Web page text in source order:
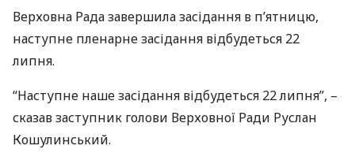
Верховна Рада завершила засідання в п’ятницю,
наступне пленарне засідання відбудеться 22
липня.
“Наступне наше засідання відбудеться 22 липня”, –
сказав заступник голови Верховної Ради Руслан
Кошулинський.